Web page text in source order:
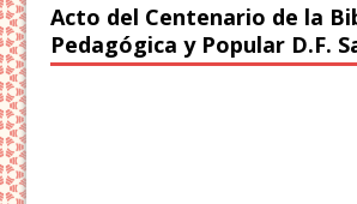
Acto del Centenario de la
Pedagógica y Popular D.F.